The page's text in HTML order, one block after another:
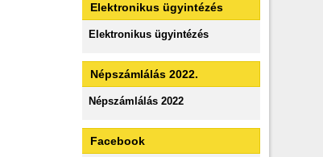
Elektronikus ügyintézés
Elektronikus ügyintézés
Népszámlálás 2022.
Népszámlálás 2022
Facebook